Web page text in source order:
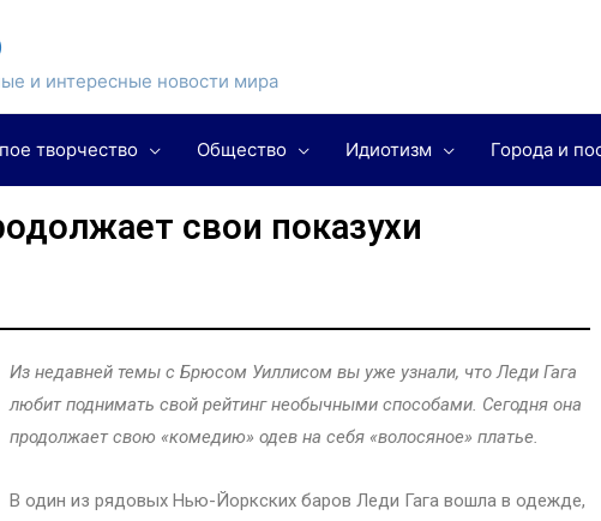
и интересные новости мира
творчество Общество Идиотизм Города и
свои показухи
Из недавней темы с Брюсом Уиллисом вы уже узнали, что Леди Гага
любит поднимать свой рейтинг необычными способами. Сегодня она
продолжает свою «комедию» одев на себя «волосяное» платье.
В один из рядовых Нью-Йоркских баров Леди Гага вошла в одежде,